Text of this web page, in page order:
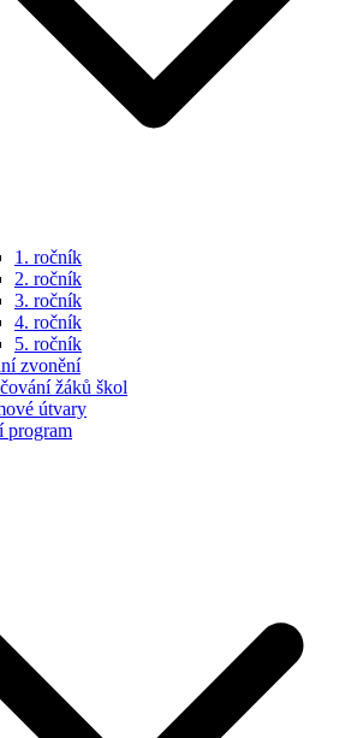
1. ročník
2. ročník
3. ročník
4. ročník
5. ročník
zvonění
žáků škol
útvary
program